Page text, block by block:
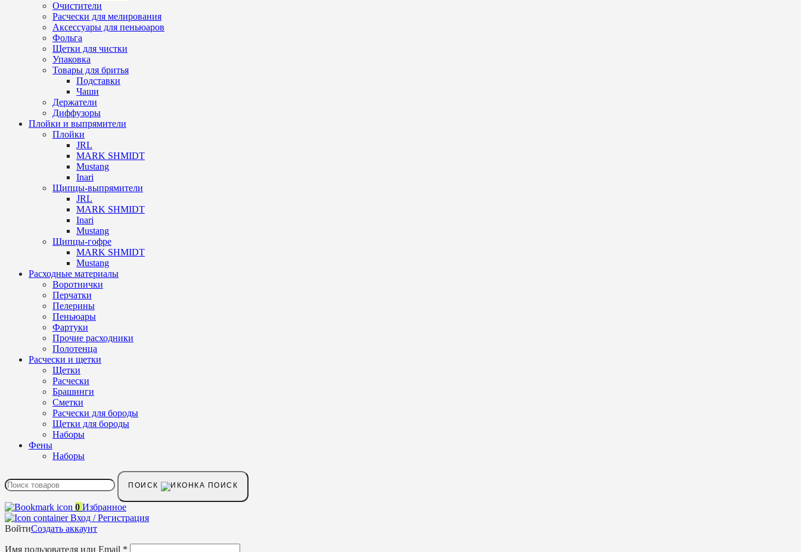
Очистители
Расчески для мелирования
Аксессуары для пеньюаров
Фольга
Щетки для чистки
Упаковка
Товары для бритья
Подставки
Чаши
Держатели
Диффузоры
Плойки и выпрямители
Плойки
JRL
MARK SHMIDT
Mustang
Inari
Щипцы-выпрямители
JRL
MARK SHMIDT
Inari
Mustang
Щипцы-гофре
MARK SHMIDT
Mustang
Расходные материалы
Воротнички
Перчатки
Пелерины
Пеньюары
Фартуки
Прочие расходники
Полотенца
Расчески и щетки
Щетки
Расчески
Брашинги
Сметки
Расчески для бороды
Щетки для бороды
Наборы
Фены
Наборы
ПОИСК
0 Избранное
Вход / Регистрация
ВойтиСоздать аккаунт
Имя пользователя или Email *